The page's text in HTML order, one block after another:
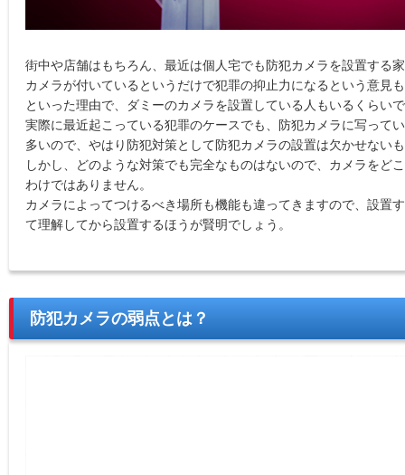
街中や店舗はもちろん、最近は個人宅でも防犯カメラを設置する
カメラが付いているというだけで犯罪の抑止力になるという意見
といった理由で、ダミーのカメラを設置している人もいるくらい
実際に最近起こっている犯罪のケースでも、防犯カメラに写って
多いので、やはり防犯対策として防犯カメラの設置は欠かせない
しかし、どのような対策でも完全なものはないので、カメラをど
わけではありません。
カメラによってつけるべき場所も機能も違ってきますので、設置
て理解してから設置するほうが賢明でしょう。
防犯カメラの弱点とは？